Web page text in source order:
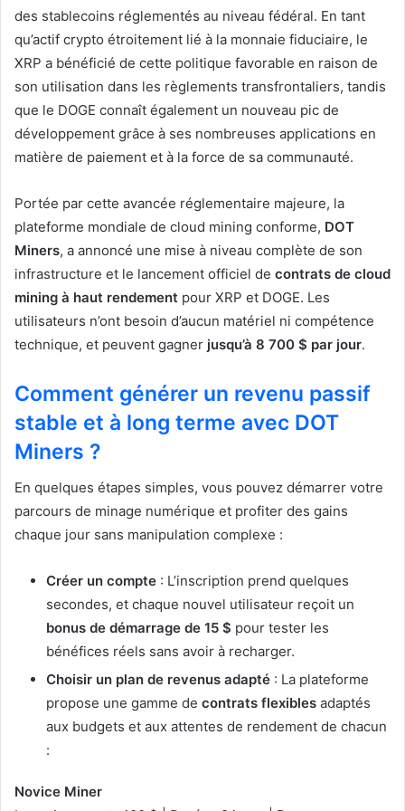
des stablecoins réglementés au niveau fédéral. En tant
qu’actif crypto étroitement lié à la monnaie fiduciaire, le
XRP a bénéficié de cette politique favorable en raison de
son utilisation dans les règlements transfrontaliers, tandis
que le DOGE connaît également un nouveau pic de
développement grâce à ses nombreuses applications en
matière de paiement et à la force de sa communauté.
Portée par cette avancée réglementaire majeure, la
plateforme mondiale de cloud mining conforme, DOT
Miners, a annoncé une mise à niveau complète de son
infrastructure et le lancement officiel de contrats de cloud
mining à haut rendement pour XRP et DOGE. Les
utilisateurs n’ont besoin d’aucun matériel ni compétence
technique, et peuvent gagner jusqu’à 8 700 $ par jour.
Comment générer un revenu passif
stable et à long terme avec DOT
Miners ?
En quelques étapes simples, vous pouvez démarrer votre
parcours de minage numérique et profiter des gains
chaque jour sans manipulation complexe :
Créer un compte : L’inscription prend quelques
secondes, et chaque nouvel utilisateur reçoit un
bonus de démarrage de 15 $ pour tester les
bénéfices réels sans avoir à recharger.
Choisir un plan de revenus adapté : La plateforme
propose une gamme de contrats flexibles adaptés
aux budgets et aux attentes de rendement de chacun
:
Novice Miner